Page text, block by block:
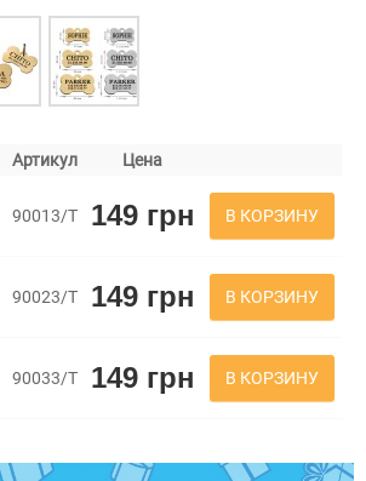
Артикул Цена
90013/Т 149 грн В КОРЗИНУ
90023/Т 149 грн В КОРЗИНУ
90033/Т 149 грн В КОРЗИНУ